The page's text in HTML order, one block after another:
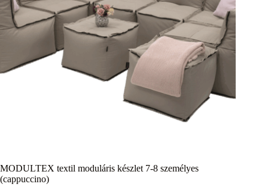
MODULTEX textil moduláris készlet 7-8 személyes
(cappuccino)